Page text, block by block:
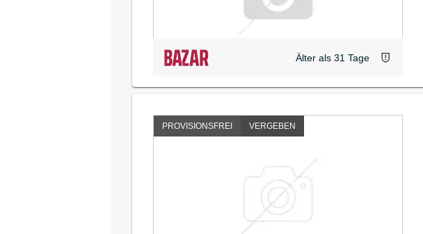
Älter als 31 Tage
PROVISIONSFREI VERGEBEN